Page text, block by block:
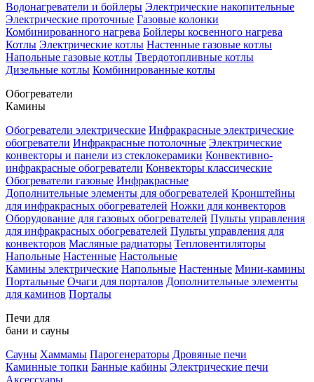
Водонагреватели и бойлеры Электрические накопительные
Электрические проточные Газовые колонки
Комбинированного нагрева Бойлеры косвенного нагрева
Котлы Электрические котлы Настенные газовые котлы
Напольные газовые котлы Твердотопливные котлы
Дизельные котлы Комбинированные котлы
Обогреватели
Камины
Обогреватели электрические Инфракрасные электрические
обогреватели Инфракрасные потолочные Электрические
конвекторы и панели из стеклокерамики Конвективно-
инфракрасные обогреватели Конвекторы классические
Обогреватели газовые Инфракрасные
Дополнительные элементы для обогревателей Кронштейны
для инфракрасных обогревателей Ножки для конвекторов
Оборудование для газовых обогревателей Пульты управления
для инфракрасных обогревателей Пульты управления для
конвекторов Масляные радиаторы Тепловентиляторы
Напольные Настенные Настольные
Камины электрические Напольные Настенные Мини-камины
Портальные Очаги для порталов Дополнительные элементы
для каминов Порталы
Печи для
бани и сауны
Сауны Хаммамы Парогенераторы Дровяные печи
Каминные топки Банные кабины Электрические печи
Аксессуары